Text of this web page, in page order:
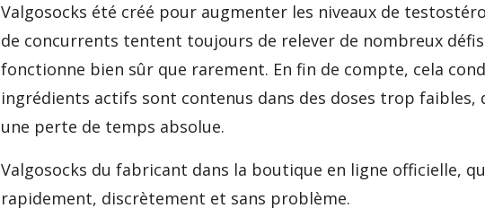
Valgosocks été créé pour augmenter les niveaux de
de concurrents tentent toujours de relever de nombreux
fonctionne bien sûr que rarement. En fin de compte, cela
ingrédients actifs sont contenus dans des doses trop
une perte de temps absolue.
Valgosocks du fabricant dans la boutique en ligne officielle,
rapidement, discrètement et sans problème.